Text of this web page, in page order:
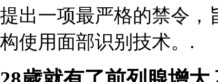
提出一项最严格的禁令，
构使用面部识别技术。.